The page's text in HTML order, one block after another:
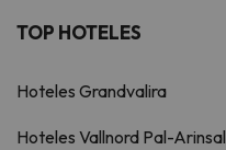
TOP HOTELES
Hoteles Grandvalira
Hoteles Vallnord Pal-Arinsal